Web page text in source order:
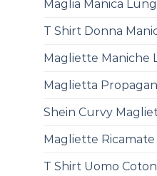
Maglia Manica
T Shirt Donna
Magliette Maniche
Maglietta
Shein Curvy
Magliette Ricamate
T Shirt Uomo